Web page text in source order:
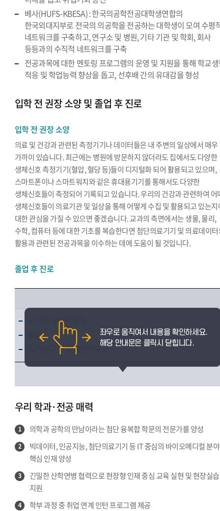
베사(HUFS-KBESA) : 한국의공학전공대학생연합의
한국외대지부로 전국의 의공학을 전공하는 대학생이 모여 수평
네트워크를 구축하고, 연구소 및 병원, 기타 기관 및 학회, 회사
등등과의 수직적 네트워크를 구축
전공과목에 대한 멘토링 프로그램의 운영 및 지원을 통해 학교
적응 및 학업능력 향상을 돕고, 선후배 간의 유대감을 형성
입학 전 권장 소양 및 졸업 후 진로
입학 전 권장 소양
의료 및 건강과 관련된 측정기기나 데이터들은 내 주변의 일상에서 매우
가까이 있습니다. 최근에는 병원에 방문하지 않더라도 집에서도 다양한
생체신호 측정기기(혈압, 혈당 등)들이 디지털화 되어 활용되고 있으며,
스마트폰이나 스마트워치와 같은 휴대용기기를 통해서도 다양한
생체신호들이 측정되어 기록되고 있습니다. 우리의 건강과 관련하여 어
생체신호들이 의료기관 및 일상을 통해 어떻게 수집 및 활용되고 있는
대한 관심을 가질 수 있으면 좋겠습니다. 교과의 측면에서는 생물, 물리,
수학, 컴퓨터 등에 대한 기초를 복습한다면 첨단의료기기 및 의료데이
활용과 관련된 전공과목을 이수하는 데에 도움이 될 것입니다.
졸업 후 진로
국내외 일반기업체
병원
국가연구소 및 일반연구소
우리 학과·전공 매력
1 의학과 공학의 만남이라는 첨단 융복합 학문의 전문가를 양성
2
빅데이터, 인공지능, 첨단의료기기 등 IT 중심의 바이오메디컬 분야
핵심 인재 양성
3
긴밀한 산학연병 협력으로 현장형 인재 중심 교육 실현 및 현장실습
지원
4 학부 과정 중 취업 연계 인턴 프로그램 제공